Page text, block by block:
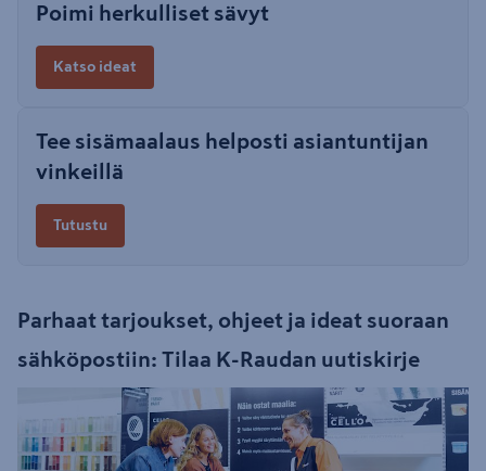
Poimi herkulliset sävyt
Katso ideat
Tee sisämaalaus helposti asiantuntijan
vinkeillä
Tutustu
Parhaat tarjoukset, ohjeet ja ideat suoraan
sähköpostiin: Tilaa K-Raudan uutiskirje